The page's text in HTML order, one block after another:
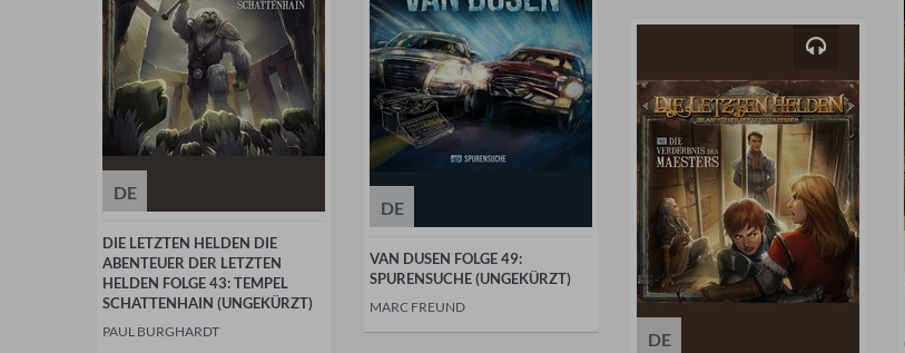
DE
DIE LETZTEN HELDEN DIE
ABENTEUER DER LETZTEN
HELDEN FOLGE 43: TEMPEL
SCHATTENHAIN (UNGEKÜRZT)
PAUL BURGHARDT
DE
VAN DUSEN FOLGE 49:
SPURENSUCHE (UNGEKÜRZT)
MARC FREUND
DE